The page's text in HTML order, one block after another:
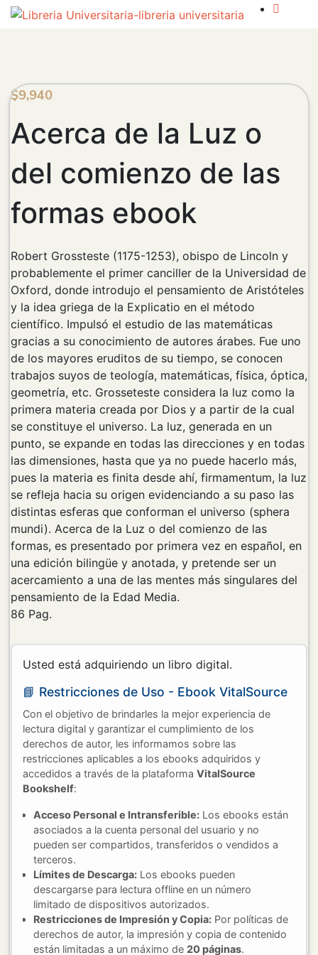
$9,940
Acerca de la Luz o
del comienzo de las
formas ebook
Robert Grossteste (1175-1253), obispo de Lincoln y
probablemente el primer canciller de la Universidad de
Oxford, donde introdujo el pensamiento de Aristóteles
y la idea griega de la Explicatio en el método
científico. Impulsó el estudio de las matemáticas
gracias a su conocimiento de autores árabes. Fue uno
de los mayores eruditos de su tiempo, se conocen
trabajos suyos de teología, matemáticas, física, óptica,
geometría, etc. Grosseteste considera la luz como la
primera materia creada por Dios y a partir de la cual
se constituye el universo. La luz, generada en un
punto, se expande en todas las direcciones y en todas
las dimensiones, hasta que ya no puede hacerlo más,
pues la materia es finita desde ahí, firmamentum, la luz
se refleja hacia su origen evidenciando a su paso las
distintas esferas que conforman el universo (sphera
mundi). Acerca de la Luz o del comienzo de las
formas, es presentado por primera vez en español, en
una edición bilingüe y anotada, y pretende ser un
acercamiento a una de las mentes más singulares del
pensamiento de la Edad Media.
86 Pag.
Usted está adquiriendo un libro digital.
📘 Restricciones de Uso - Ebook VitalSource
Con el objetivo de brindarles la mejor experiencia de
lectura digital y garantizar el cumplimiento de los
derechos de autor, les informamos sobre las
restricciones aplicables a los ebooks adquiridos y
accedidos a través de la plataforma VitalSource
Bookshelf:
Acceso Personal e Intransferible: Los ebooks están
asociados a la cuenta personal del usuario y no
pueden ser compartidos, transferidos o vendidos a
terceros.
Límites de Descarga: Los ebooks pueden
descargarse para lectura offline en un número
limitado de dispositivos autorizados.
Restricciones de Impresión y Copia: Por políticas de
derechos de autor, la impresión y copia de contenido
están limitadas a un máximo de 20 páginas.